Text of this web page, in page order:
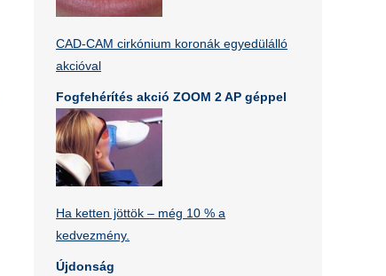
CAD-CAM cirkónium koronák egyedülálló
akcióval
Fogfehérítés akció ZOOM 2 AP géppel
Ha ketten jöttök – még 10 % a
kedvezmény.
Újdonság